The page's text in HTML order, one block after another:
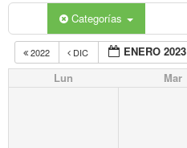
Categorías
2022 DIC ENERO 2023
Lun Mar